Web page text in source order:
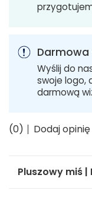
Darmowa
Wyślij do
swoje logo,
darmową
(0) Dodaj opinię
Pluszowy miś